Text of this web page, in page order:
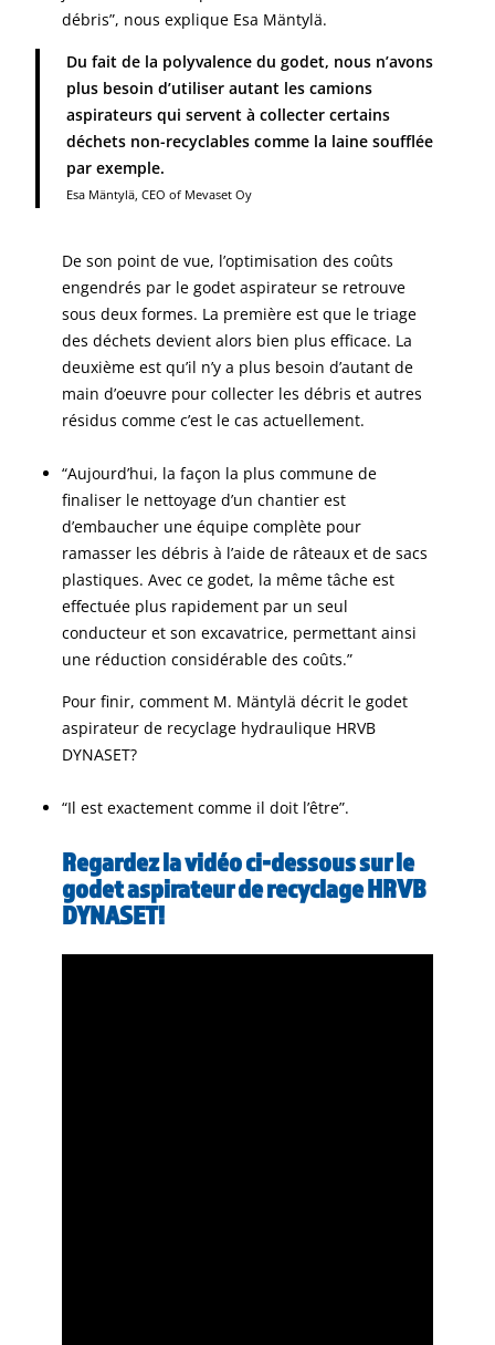
débris”, nous explique Esa Mäntylä.
Du fait de la polyvalence du godet, nous n’avons
plus besoin d’utiliser autant les camions
aspirateurs qui servent à collecter certains
déchets non-recyclables comme la laine soufflée
par exemple.
Esa Mäntylä, CEO of Mevaset Oy
De son point de vue, l’optimisation des coûts
engendrés par le godet aspirateur se retrouve
sous deux formes. La première est que le triage
des déchets devient alors bien plus efficace. La
deuxième est qu’il n’y a plus besoin d’autant de
main d’oeuvre pour collecter les débris et autres
résidus comme c’est le cas actuellement.
“Aujourd’hui, la façon la plus commune de
finaliser le nettoyage d’un chantier est
d’embaucher une équipe complète pour
ramasser les débris à l’aide de râteaux et de sacs
plastiques. Avec ce godet, la même tâche est
effectuée plus rapidement par un seul
conducteur et son excavatrice, permettant ainsi
une réduction considérable des coûts.”
Pour finir, comment M. Mäntylä décrit le godet
aspirateur de recyclage hydraulique HRVB
DYNASET?
“Il est exactement comme il doit l’être”.
Regardez la vidéo ci-dessous sur le
godet aspirateur de recyclage HRVB
DYNASET!